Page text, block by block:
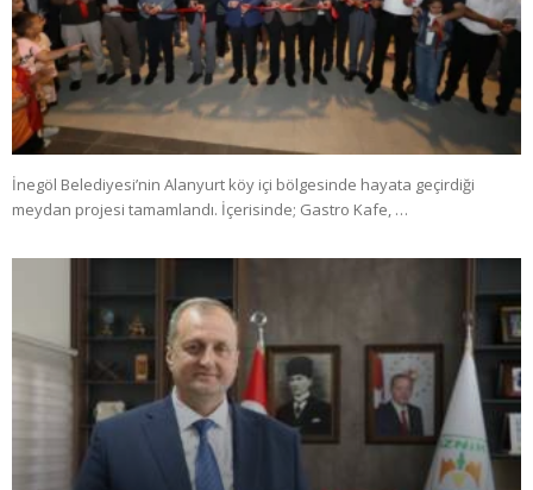
İnegöl Belediyesi’nin Alanyurt köy içi bölgesinde hayata geçirdiği
meydan projesi tamamlandı. İçerisinde; Gastro Kafe, …